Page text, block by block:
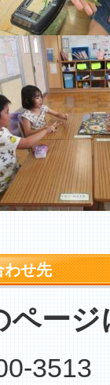
わせ先
ペー
3513